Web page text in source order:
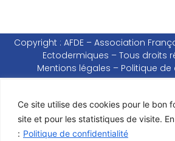
Ce site utilise des cookies pour le bon
site et pour les statistiques de visite.
: Politique de confidentialité
Copyright : AFDE – Association
Ectodermiques – Tous droits
Mentions légales – Politique